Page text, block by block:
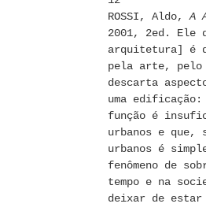
ROSSI, Aldo,A
2001, 2ed. Ele
arquitetura] é
pela arte, pelo
descarta
uma
função é
urbanos e
urbanos é
fenômeno de
tempo e na
deixar de estar